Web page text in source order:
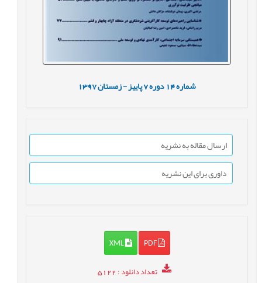
شماره14 دوره7 پاییز - زمستان1397
ارسال مقاله به نشریه
داوری برای این نشریه
PDF
XML
تعداد دانلود: 5122